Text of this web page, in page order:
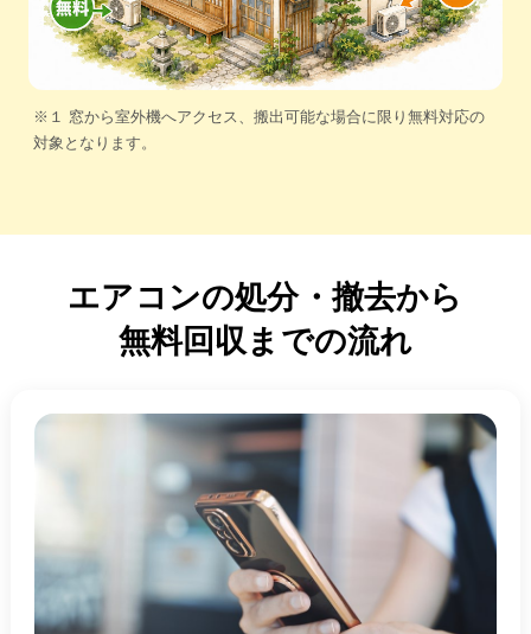
※１ 窓から室外機へアクセス、搬出可能な場合に限り無料対応の
対象となります。
エアコンの処分・撤去から
無料回収までの流れ